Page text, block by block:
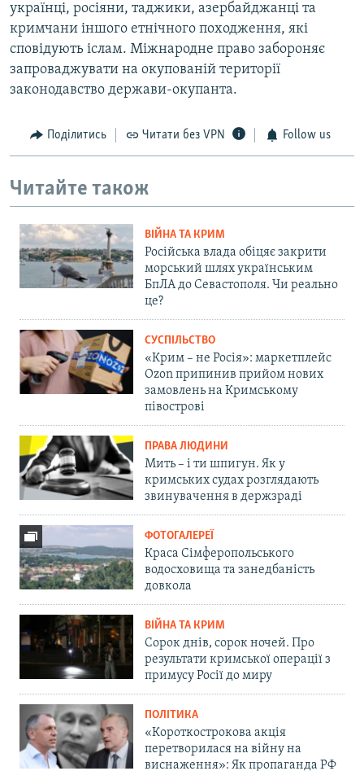
українці, росіяни, таджики, азербайджанці та
кримчани іншого етнічного походження, які
сповідують іслам. Міжнародне право забороняє
запроваджувати на окупованій території
законодавство держави-окупанта.
Поділитись Читати без VPN Follow us
Читайте також
ВІЙНА ТА КРИМ
Російська влада обіцяє закрити
морський шлях українським
БпЛА до Севастополя. Чи реально
це?
СУСПІЛЬСТВО
«Крим – не Росія»: маркетплейс
Ozon припинив прийом нових
замовлень на Кримському
півострові
ПРАВА ЛЮДИНИ
Мить – і ти шпигун. Як у
кримських судах розглядають
звинувачення в держзраді
ФОТОГАЛЕРЕЇ
Краса Сімферопольського
водосховища та занедбаність
довкола
ВІЙНА ТА КРИМ
Сорок днів, сорок ночей. Про
результати кримської операції з
примусу Росії до миру
ПОЛІТИКА
«Короткострокова акція
перетворилася на війну на
виснаження»: Як пропаганда РФ